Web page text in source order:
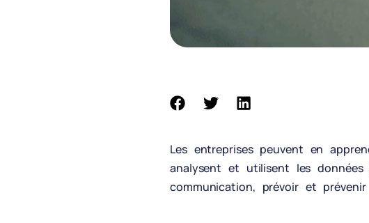
Les entreprises peuvent en
analysent et utilisent les
communication, prévoir et